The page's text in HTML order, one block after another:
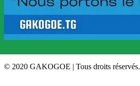
© 2020 GAKOGOE | Tous droits réservés.